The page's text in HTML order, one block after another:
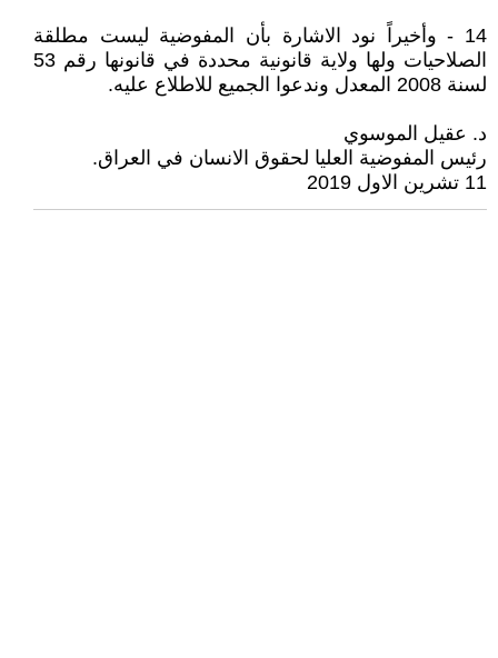
14 - وأخيراً نود الاشارة بأن المفوضية ليست مطلقة
الصلاحيات ولها ولاية قانونية محددة في قانونها رقم 53
لسنة 2008 المعدل وندعوا الجميع للاطلاع عليه.
د. عقيل الموسوي
رئيس المفوضية العليا لحقوق الانسان في العراق.
11 تشرين الاول 2019